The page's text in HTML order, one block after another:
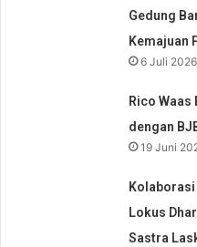
Gedung
Kemajuan
6 Juli 2026
Rico
dengan
19 Juni
Kolaborasi
Lokus
Sastra